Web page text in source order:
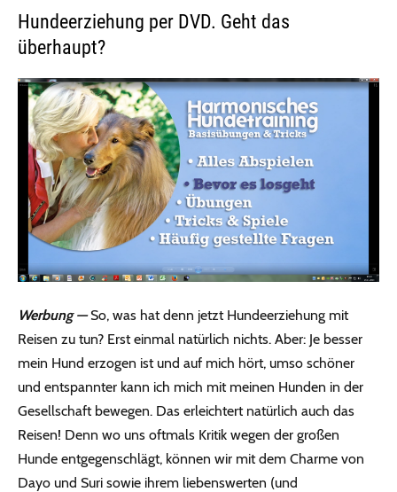
Hundeerziehung per DVD. Geht das
überhaupt?
Werbung — So, was hat denn jetzt Hundeerziehung mit
Reisen zu tun? Erst einmal natürlich nichts. Aber: Je besser
mein Hund erzogen ist und auf mich hört, umso schöner
und entspannter kann ich mich mit meinen Hunden in der
Gesellschaft bewegen. Das erleichtert natürlich auch das
Reisen! Denn wo uns oftmals Kritik wegen der großen
Hunde entgegenschlägt, können wir mit dem Charme von
Dayo und Suri sowie ihrem liebenswerten (und